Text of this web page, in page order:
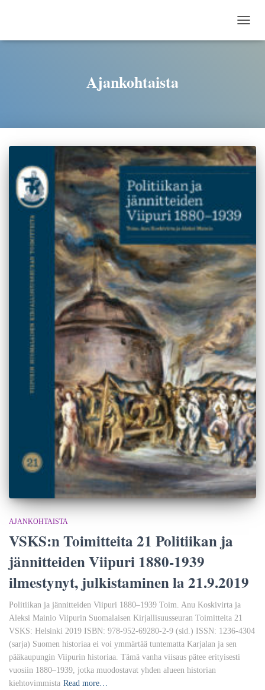
Ajankohtaista
AJANKOHTAISTA
VSKS:n Toimitteita 21 Politiikan ja
jännitteiden Viipuri 1880-1939
ilmestynyt, julkistaminen la 21.9.2019
Politiikan ja jännitteiden Viipuri 1880–1939 Toim. Anu Koskivirta ja
Aleksi Mainio Viipurin Suomalaisen Kirjallisuusseuran Toimitteita 21
VSKS: Helsinki 2019 ISBN: 978-952-69280-2-9 (sid.) ISSN: 1236-4304
(sarja) Suomen historiaa ei voi ymmärtää tuntematta Karjalan ja sen
pääkaupungin Viipurin historiaa. Tämä vanha viisaus pätee erityisesti
vuosiin 1880–1939, jotka muodostavat yhden alueen historian
kiehtovimmista Read more…